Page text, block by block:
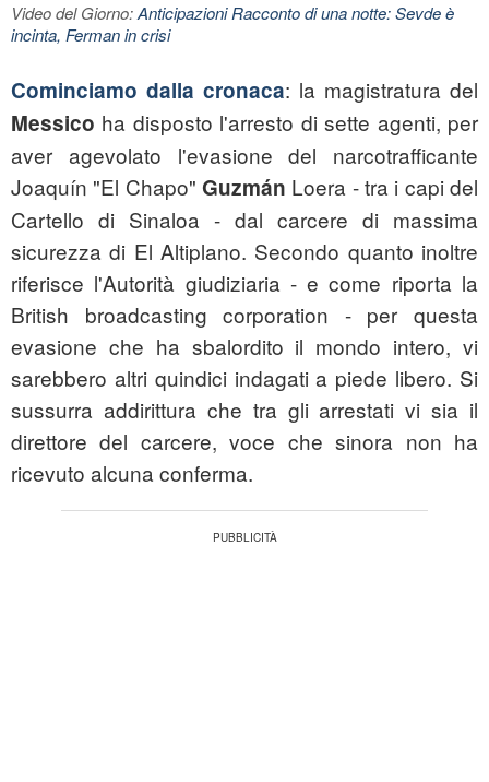
Video del Giorno:Anticipazioni Racconto di una notte: Sevde è
incinta, Ferman in crisi
Cominciamo dalla cronaca: la magistratura del
Messico ha disposto l'arresto di sette agenti, per
aver agevolato l'evasione del narcotrafficante
Joaquín "El Chapo" Guzmán Loera - tra i capi del
Cartello di Sinaloa - dal carcere di massima
sicurezza di El Altiplano. Secondo quanto inoltre
riferisce l'Autorità giudiziaria - e come riporta la
British broadcasting corporation - per questa
evasione che ha sbalordito il mondo intero, vi
sarebbero altri quindici indagati a piede libero. Si
sussurra addirittura che tra gli arrestati vi sia il
direttore del carcere, voce che sinora non ha
ricevuto alcuna conferma.